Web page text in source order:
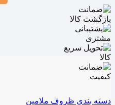
دسته بندی ظروف ملامین